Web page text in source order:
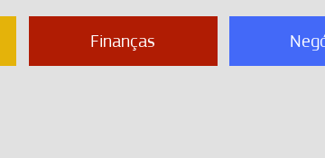
Finanças